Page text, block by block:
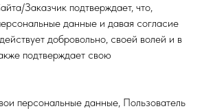
Заказчик подтверждает, что,
данные и давая согласие
добровольно, своей волей и в
подтверждает свою
персональные данные, Пользователь